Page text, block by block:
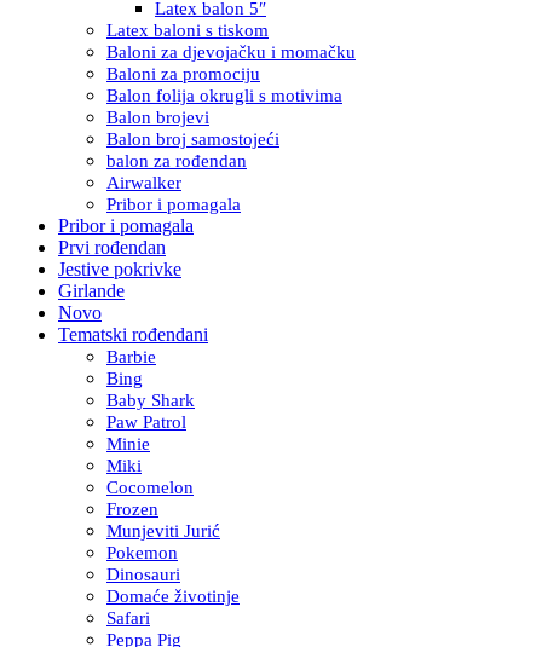
Latex balon 5″
Latex baloni s tiskom
Baloni za djevojačku i momačku
Baloni za promociju
Balon folija okrugli s motivima
Balon brojevi
Balon broj samostojeći
balon za rođendan
Airwalker
Pribor i pomagala
Pribor i pomagala
Prvi rođendan
Jestive pokrivke
Girlande
Novo
Tematski rođendani
Barbie
Bing
Baby Shark
Paw Patrol
Minie
Miki
Cocomelon
Frozen
Munjeviti Jurić
Pokemon
Dinosauri
Domaće životinje
Safari
Peppa Pig